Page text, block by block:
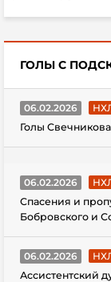
ГОЛЫ С
06.02.2026
Голы
06.02.2026
Спасения и
Бобровского и
06.02.2026
Ассистентский